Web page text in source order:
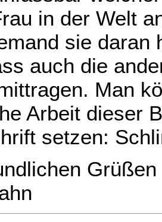
in der Welt
sie daran
auch die
Man
Arbeit dieser
setzen: